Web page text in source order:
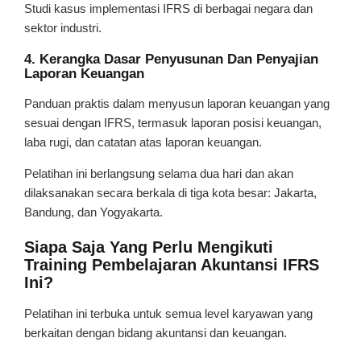
Studi kasus implementasi IFRS di berbagai negara dan
sektor industri.
4. Kerangka Dasar Penyusunan Dan Penyajian
Laporan Keuangan
Panduan praktis dalam menyusun laporan keuangan yang
sesuai dengan IFRS, termasuk laporan posisi keuangan,
laba rugi, dan catatan atas laporan keuangan.
Pelatihan ini berlangsung selama dua hari dan akan
dilaksanakan secara berkala di tiga kota besar: Jakarta,
Bandung, dan Yogyakarta.
Siapa Saja Yang Perlu Mengikuti
Training Pembelajaran Akuntansi IFRS
Ini?
Pelatihan ini terbuka untuk semua level karyawan yang
berkaitan dengan bidang akuntansi dan keuangan.